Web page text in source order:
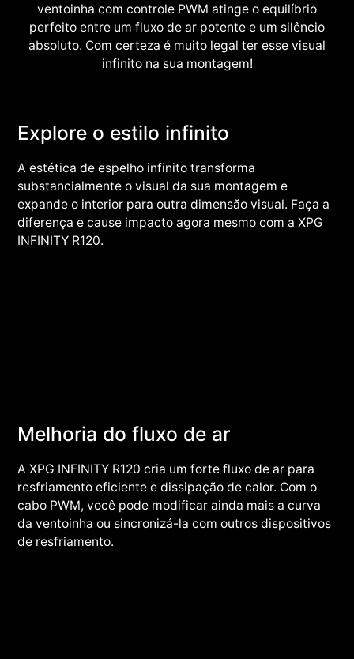
ventoinha com controle PWM atinge o equilíbrio
perfeito entre um fluxo de ar potente e um silêncio
absoluto. Com certeza é muito legal ter esse visual
infinito na sua montagem!
Explore o estilo infinito
A estética de espelho infinito transforma
substancialmente o visual da sua montagem e
expande o interior para outra dimensão visual. Faça a
diferença e cause impacto agora mesmo com a XPG
INFINITY R120.
Melhoria do fluxo de ar
A XPG INFINITY R120 cria um forte fluxo de ar para
resfriamento eficiente e dissipação de calor. Com o
cabo PWM, você pode modificar ainda mais a curva
da ventoinha ou sincronizá-la com outros dispositivos
de resfriamento.